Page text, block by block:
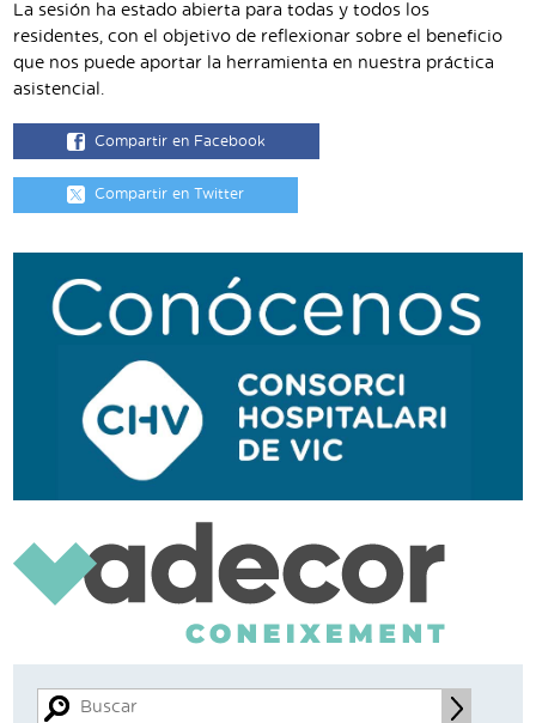
La sesión ha estado abierta para todas y todos los
residentes, con el objetivo de reflexionar sobre el beneficio
que nos puede aportar la herramienta en nuestra práctica
asistencial.
Compartir en Facebook
Compartir en Twitter